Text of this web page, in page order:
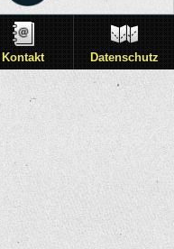
Kontakt Datenschutz